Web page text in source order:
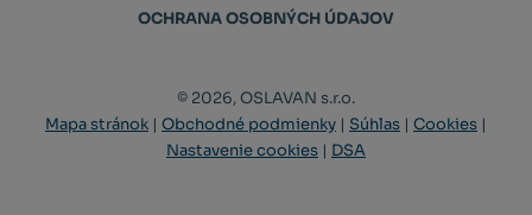
OCHRANA OSOBNÝCH ÚDAJOV
© 2026, OSLAVAN s.r.o.
Mapa stránok | Obchodné podmienky | Súhlas | Cookies |
Nastavenie cookies | DSA